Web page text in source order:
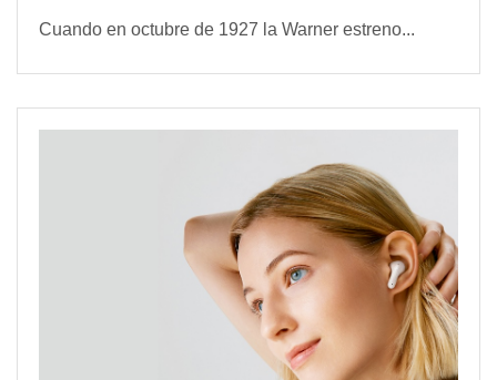
Cuando en octubre de 1927 la Warner estreno...